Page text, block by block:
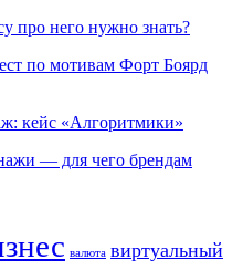
про него нужно знать?
по мотивам Форт Боярд
кейс «Алгоритмики»
— для чего брендам
валюта виртуальный